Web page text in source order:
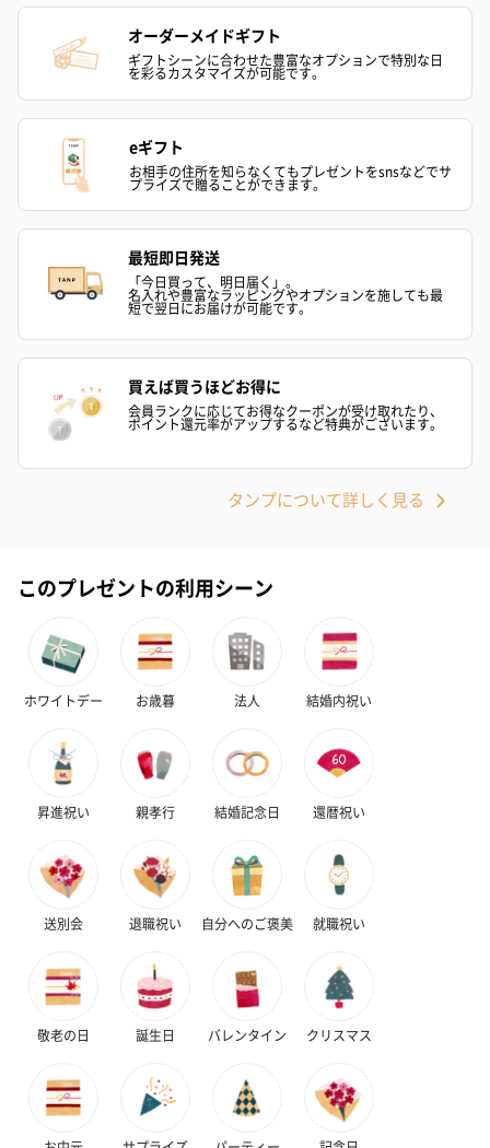
リラックスグッズ
リラックスグッズを同梱してお届けします。
かき氷入浴剤4点セット
（ブルー）（748円）
かき氷入浴剤4点セット
（イエロー）（748円）
【Thank you
ハンドタオル・ハンカチ
ハンドタオル・ハンカチを同梱してお届けいたします。ギフトへ
花束ハンドタオル（ピ
花束ハンドタオル（ブ
キャンドル・お香を同梱してお届けいたします。
フラッグカプセル：イ
ンセンススティック
（END）（880円）
フラッグカプセル：イ
ンセンススティック
（St.OSMANTHUS）
オーダーメイドギフト
ギフトシーンに合わせた豊富なオプションで特別な日
を彩るカスタマイズが可能です。
eギフト
お相手の住所を知らなくてもプレゼントをsnsなどでサ
プライズで贈ることができます。
最短即日発送
「今日買って、明日届く」。
名入れや豊富なラッピングやオプションを施しても最
短で翌日にお届けが可能です。
買えば買うほどお得に
会員ランクに応じてお得なクーポンが受け取れたり、
ポイント還元率がアップするなど特典がございます。
タンプについて詳しく見る
このプレゼントの利用シーン
ホワイトデー お歳暮 法人 結婚内祝い
昇進祝い 親孝行 結婚記念日 還暦祝い
送別会 退職祝い 自分へのご褒美 就職祝い
敬老の日 誕生日 バレンタイン クリスマス